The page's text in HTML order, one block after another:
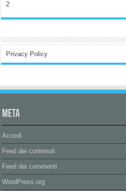
2
Privacy Policy
Meta
Accedi
Feed dei contenuti
Feed dei commenti
WordPress.org